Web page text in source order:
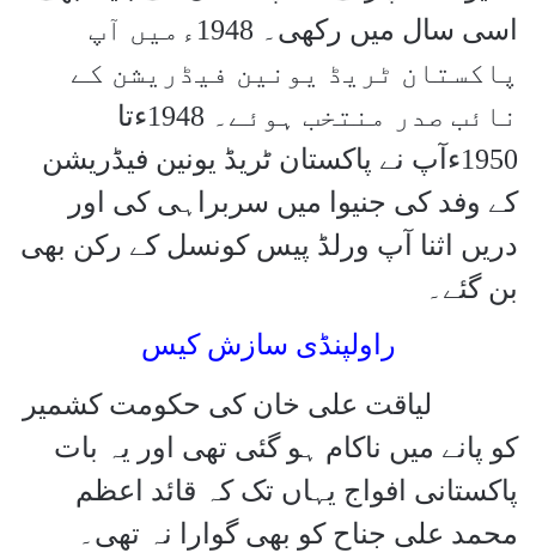
اسی سال میں رکھی۔ 1948ءمیں آپ
پاکستان ٹریڈ یونین فیڈریشن کے
نائب صدر منتخب ہوئے۔ 1948ءتا
1950ءآپ نے پاکستان ٹریڈ یونین فیڈریشن
کے وفد کی جنیوا میں سربراہی کی اور
دریں اثنا آپ ورلڈ پیس کونسل کے رکن بھی
بن گئے۔
راولپنڈی سازش کیس
لیاقت علی خان کی حکومت کشمیر
کو پانے میں ناکام ہو گئی تھی اور یہ بات
پاکستانی افواج یہاں تک کہ قائد اعظم
محمد علی جناح کو بھی گوارا نہ تھی۔